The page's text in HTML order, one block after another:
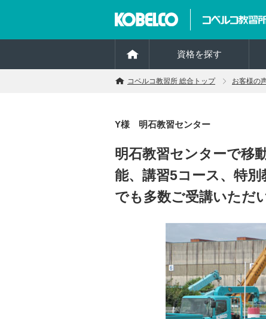
資格を探す
コベルコ教習所 総合トップ お客様の
Y様 明石教習センター
明石教習センターで移
能、講習5コース、特
でも多数ご受講いただ